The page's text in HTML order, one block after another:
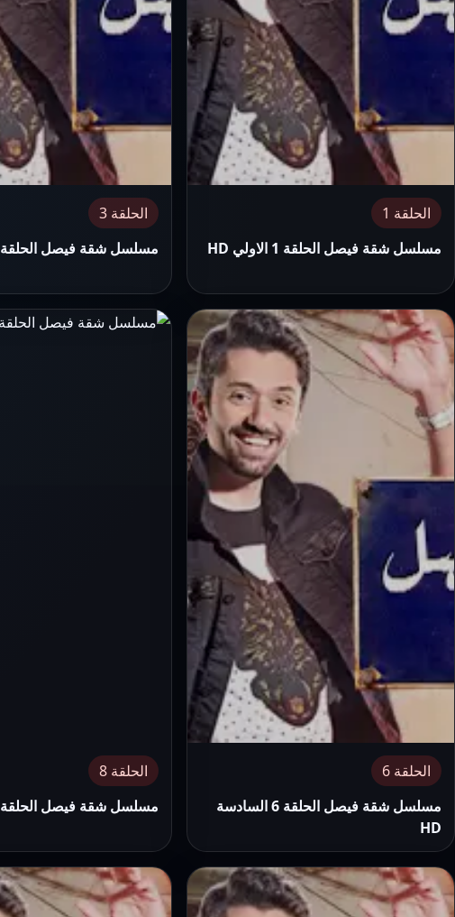
الحلقة 1
مسلسل شقة فيصل الحلقة 1 الاولي HD
الحلقة 3
مسلسل شقة فيصل الحلقة 3 الثالثة HD
الحلقة 6
مسلسل شقة فيصل الحلقة 6 السادسة
HD
الحلقة 8
مسلسل شقة فيصل الحلقة 8 الثامنة HD